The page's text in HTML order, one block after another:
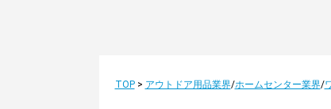
TOP> アウトドア用品業界/ホームセンター業界/